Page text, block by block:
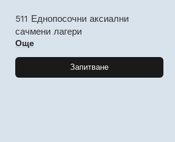
511 Еднопосочни аксиални
сачмени лагери
Още
Запитване